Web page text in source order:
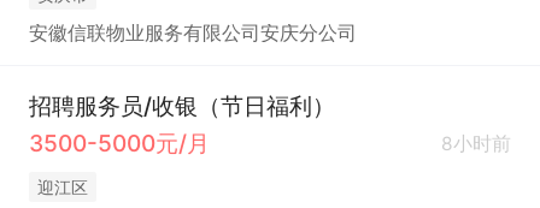
安徽信联物业服务有限公司安庆分公司
招聘服务员/收银（节日福利）
3500-5000元/月
8小时前
迎江区